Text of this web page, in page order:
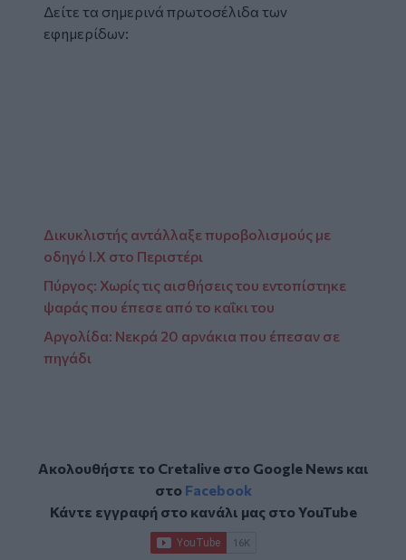
Δείτε τα σημερινά πρωτοσέλιδα των
εφημερίδων:
Δικυκλιστής αντάλλαξε πυροβολισμούς με
οδηγό Ι.Χ στο Περιστέρι
Πύργος: Χωρίς τις αισθήσεις του εντοπίστηκε
ψαράς που έπεσε από το καΐκι του
Αργολίδα: Νεκρά 20 αρνάκια που έπεσαν σε
πηγάδι
Ακολουθήστε το Cretalive στο Google Newsκαι
στο Facebook
Κάντε εγγραφή στο κανάλι μας στοYouTube